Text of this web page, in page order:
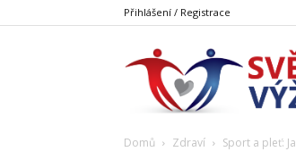
Přihlášení / Registrace
Domů Zdraví Sport a pleť: